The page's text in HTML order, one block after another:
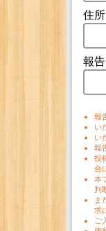
住
報
報
い
い
報
投
合
本
判
ま
求
ご